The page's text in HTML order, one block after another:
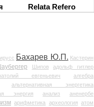
Relata Refero
Бахарев Ю.П. Кастерин
Шипов
адольф гитлер
евгеньевич
алгебра
альтернативная энергетика
энергия
анализ аненербе
арифметика археология атом